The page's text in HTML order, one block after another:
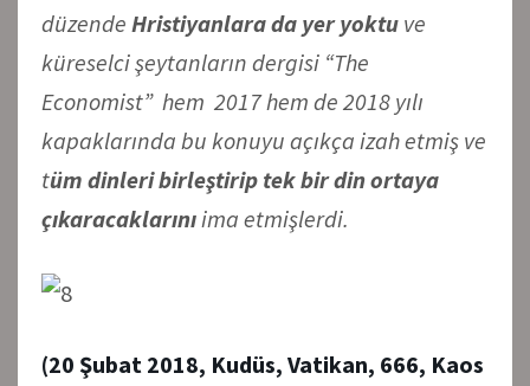
düzende Hristiyanlara da yer yoktu ve
küreselci şeytanların dergisi “The
Economist” hem 2017 hem de 2018 yılı
kapaklarında bu konuyu açıkça izah etmiş ve
tüm dinleri birleştirip tek bir din ortaya
çıkaracaklarını ima etmişlerdi.
(20 Şubat 2018, Kudüs, Vatikan, 666, Kaos